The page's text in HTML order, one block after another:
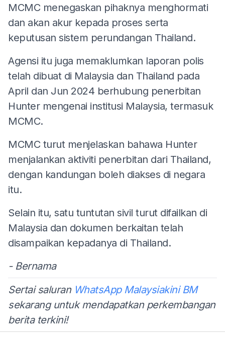
MCMC menegaskan pihaknya menghormati
dan akan akur kepada proses serta
keputusan sistem perundangan Thailand.
Agensi itu juga memaklumkan laporan polis
telah dibuat di Malaysia dan Thailand pada
April dan Jun 2024 berhubung penerbitan
Hunter mengenai institusi Malaysia, termasuk
MCMC.
MCMC turut menjelaskan bahawa Hunter
menjalankan aktiviti penerbitan dari Thailand,
dengan kandungan boleh diakses di negara
itu.
Selain itu, satu tuntutan sivil turut difailkan di
Malaysia dan dokumen berkaitan telah
disampaikan kepadanya di Thailand.
- Bernama
Sertai saluran WhatsApp Malaysiakini BM
sekarang untuk mendapatkan perkembangan
berita terkini!